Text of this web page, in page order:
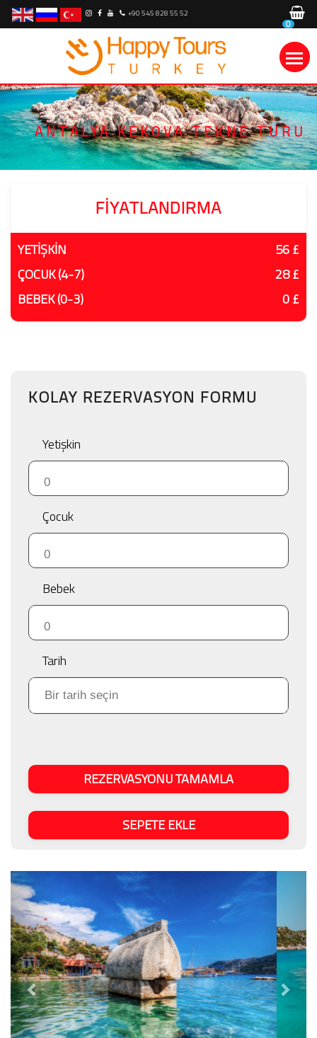
+90 545 828 55 52
0
ANTALYA KEKOVA TEKNE TURU
FIYATLANDIRMA
YETİŞKİN
56 £
ÇOCUK (4-7)
28 £
BEBEK (0-3)
0 £
KOLAY REZERVASYON FORMU
Yetişkin
Çocuk
Bebek
Tarih
REZERVASYONU TAMAMLA
SEPETE EKLE